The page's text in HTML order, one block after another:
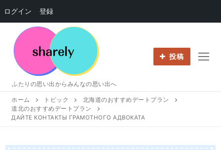
ログイン 登録
ふたりの思い出からみんなの思い出へ
投稿
ホーム トピック
北海道のおすすめデートプラン
道北のおすすめデートプラン
ДАЙТЕ КОНТАКТЫ ГРАМОТНОГО АДВОКАТА